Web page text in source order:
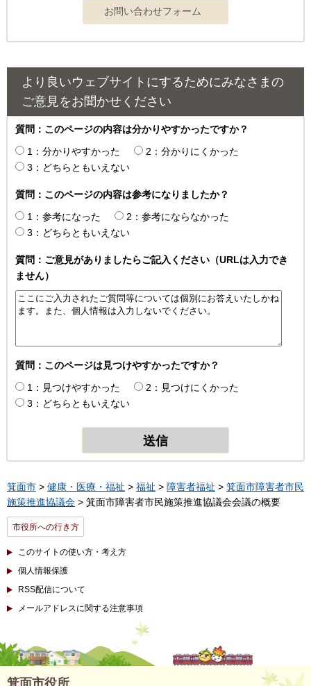
より良いウェブサイトにするためにみなさまの
ご意見をお聞かせください
質問：このページの内容は分かりやすかったですか？
1：分かりやすかった
2：分かりにくかった
3：どちらともいえない
質問：このページの内容は参考になりましたか？
1：参考になった
2：参考にならなかった
3：どちらともいえない
質問：ご意見がありましたらご記入ください（URLは入力でき
ません）
質問：このページは見つけやすかったですか？
1：見つけやすかった
2：見つけにくかった
3：どちらともいえない
箕面市 > 健康・医療・福祉 > 福祉 > 障害者福祉 > 箕面市障害者市民
施策推進協議会 > 箕面市障害者市民施策推進協議会会議の概要
市役所への行き方
このサイトの使い方・考え方
個人情報保護
RSS配信について
メールアドレスに関する注意事項
箕面市役所